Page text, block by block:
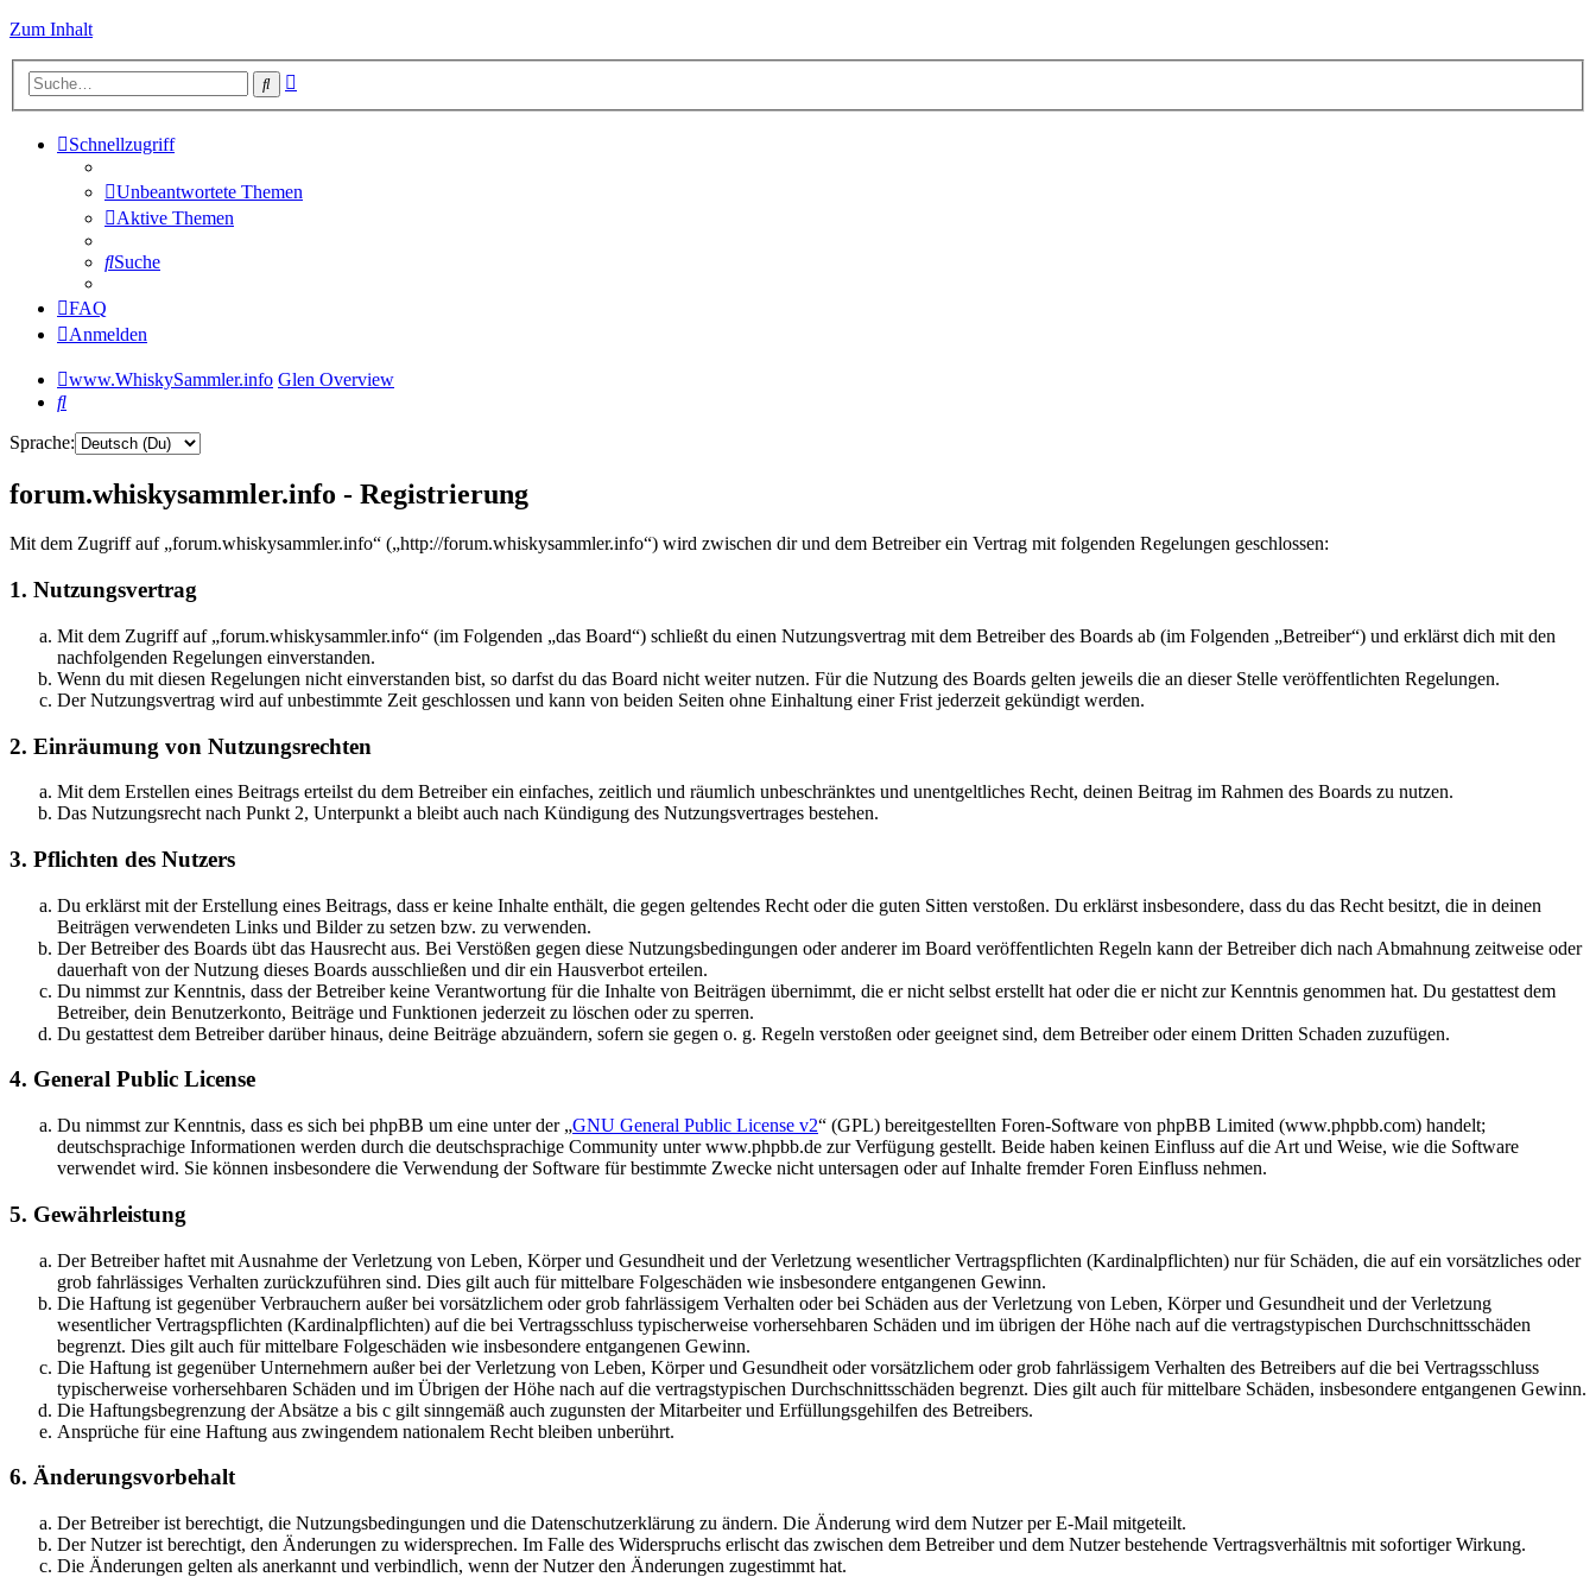
Zum Inhalt
Suche
Schnellzugriff
Unbeantwortete Themen
Aktive Themen
Suche
FAQ
Anmelden
www.WhiskySammler.info Glen Overview
Suche
Sprache:
forum.whiskysammler.info - Registrierung
Mit dem Zugriff auf „forum.whiskysammler.info“ („http://forum.whiskysammler.info“) wird zwischen dir und dem Betreiber ein Vertrag mit folgenden Regelungen geschlossen:
1. Nutzungsvertrag
Mit dem Zugriff auf „forum.whiskysammler.info“ (im Folgenden „das Board“) schließt du einen Nutzungsvertrag mit dem Betreiber des Boards ab (im Folgenden „Betreiber“) und erklärst dich mit den
nachfolgenden Regelungen einverstanden.
Wenn du mit diesen Regelungen nicht einverstanden bist, so darfst du das Board nicht weiter nutzen. Für die Nutzung des Boards gelten jeweils die an dieser Stelle veröffentlichten Regelungen.
Der Nutzungsvertrag wird auf unbestimmte Zeit geschlossen und kann von beiden Seiten ohne Einhaltung einer Frist jederzeit gekündigt werden.
2. Einräumung von Nutzungsrechten
Mit dem Erstellen eines Beitrags erteilst du dem Betreiber ein einfaches, zeitlich und räumlich unbeschränktes und unentgeltliches Recht, deinen Beitrag im Rahmen des Boards zu nutzen.
Das Nutzungsrecht nach Punkt 2, Unterpunkt a bleibt auch nach Kündigung des Nutzungsvertrages bestehen.
3. Pflichten des Nutzers
Du erklärst mit der Erstellung eines Beitrags, dass er keine Inhalte enthält, die gegen geltendes Recht oder die guten Sitten verstoßen. Du erklärst insbesondere, dass du das Recht besitzt, die in deinen
Beiträgen verwendeten Links und Bilder zu setzen bzw. zu verwenden.
Der Betreiber des Boards übt das Hausrecht aus. Bei Verstößen gegen diese Nutzungsbedingungen oder anderer im Board veröffentlichten Regeln kann der Betreiber dich nach Abmahnung zeitweise oder
dauerhaft von der Nutzung dieses Boards ausschließen und dir ein Hausverbot erteilen.
Du nimmst zur Kenntnis, dass der Betreiber keine Verantwortung für die Inhalte von Beiträgen übernimmt, die er nicht selbst erstellt hat oder die er nicht zur Kenntnis genommen hat. Du gestattest dem
Betreiber, dein Benutzerkonto, Beiträge und Funktionen jederzeit zu löschen oder zu sperren.
Du gestattest dem Betreiber darüber hinaus, deine Beiträge abzuändern, sofern sie gegen o. g. Regeln verstoßen oder geeignet sind, dem Betreiber oder einem Dritten Schaden zuzufügen.
4. General Public License
Du nimmst zur Kenntnis, dass es sich bei phpBB um eine unter der „GNU General Public License v2“ (GPL) bereitgestellten Foren-Software von phpBB Limited (www.phpbb.com) handelt;
deutschsprachige Informationen werden durch die deutschsprachige Community unter www.phpbb.de zur Verfügung gestellt. Beide haben keinen Einfluss auf die Art und Weise, wie die Software
verwendet wird. Sie können insbesondere die Verwendung der Software für bestimmte Zwecke nicht untersagen oder auf Inhalte fremder Foren Einfluss nehmen.
5. Gewährleistung
Der Betreiber haftet mit Ausnahme der Verletzung von Leben, Körper und Gesundheit und der Verletzung wesentlicher Vertragspflichten (Kardinalpflichten) nur für Schäden, die auf ein vorsätzliches oder
grob fahrlässiges Verhalten zurückzuführen sind. Dies gilt auch für mittelbare Folgeschäden wie insbesondere entgangenen Gewinn.
Die Haftung ist gegenüber Verbrauchern außer bei vorsätzlichem oder grob fahrlässigem Verhalten oder bei Schäden aus der Verletzung von Leben, Körper und Gesundheit und der Verletzung
wesentlicher Vertragspflichten (Kardinalpflichten) auf die bei Vertragsschluss typischerweise vorhersehbaren Schäden und im übrigen der Höhe nach auf die vertragstypischen Durchschnittsschäden
begrenzt. Dies gilt auch für mittelbare Folgeschäden wie insbesondere entgangenen Gewinn.
Die Haftung ist gegenüber Unternehmern außer bei der Verletzung von Leben, Körper und Gesundheit oder vorsätzlichem oder grob fahrlässigem Verhalten des Betreibers auf die bei Vertragsschluss
typischerweise vorhersehbaren Schäden und im Übrigen der Höhe nach auf die vertragstypischen Durchschnittsschäden begrenzt. Dies gilt auch für mittelbare Schäden, insbesondere entgangenen Gewinn.
Die Haftungsbegrenzung der Absätze a bis c gilt sinngemäß auch zugunsten der Mitarbeiter und Erfüllungsgehilfen des Betreibers.
Ansprüche für eine Haftung aus zwingendem nationalem Recht bleiben unberührt.
6. Änderungsvorbehalt
Der Betreiber ist berechtigt, die Nutzungsbedingungen und die Datenschutzerklärung zu ändern. Die Änderung wird dem Nutzer per E-Mail mitgeteilt.
Der Nutzer ist berechtigt, den Änderungen zu widersprechen. Im Falle des Widerspruchs erlischt das zwischen dem Betreiber und dem Nutzer bestehende Vertragsverhältnis mit sofortiger Wirkung.
Die Änderungen gelten als anerkannt und verbindlich, wenn der Nutzer den Änderungen zugestimmt hat.